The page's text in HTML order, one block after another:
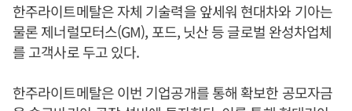
한주라이트메탈은 자체 기술력을 앞세워 현대차와 기아는
물론 제너럴모터스(GM), 포드, 닛산 등 글로벌 완성차업체
를 고객사로 두고 있다.
한주라이트메탈은 이번 기업공개를 통해 확보한 공모자금